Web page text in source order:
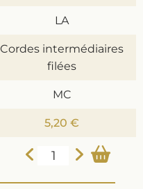
LA
Cordes intermédiaires
filées
MC
5,20 €